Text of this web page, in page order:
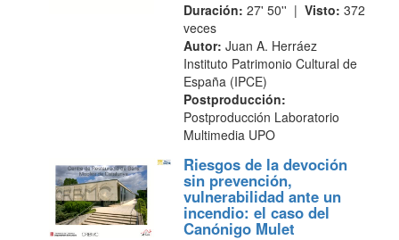
Duración: 27' 50'' | Visto: 372
veces
Autor: Juan A. Herráez
Instituto Patrimonio Cultural de
España (IPCE)
Postproducción:
Postproducción Laboratorio
Multimedia UPO
Riesgos de la devoción
sin prevención,
vulnerabilidad ante un
incendio: el caso del
Canónigo Mulet